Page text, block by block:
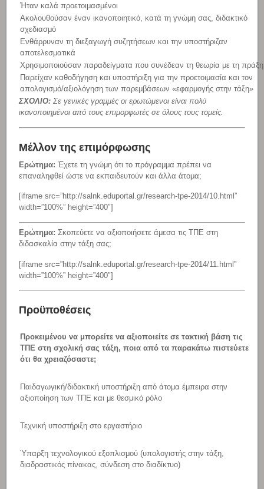
Ήταν καλά προετοιμασμένοι
Ακολουθούσαν έναν ικανοποιητικό, κατά τη γνώμη σας, διδακτικό
σχεδιασμό
Ενθάρρυναν τη διεξαγωγή συζητήσεων και την υποστήριζαν
αποτελεσματικά
Χρησιμοποιούσαν παραδείγματα που συνέδεαν τη θεωρία με τη πράξη
Παρείχαν καθοδήγηση και υποστήριξη για την προετοιμασία και τον
απολογισμό/αξιολόγηση των παρεμβάσεων «εφαρμογής στην τάξη»
ΣΧΟΛΙΟ: Σε γενικές γραμμές οι ερωτώμενοι είναι πολύ
ικανοποιημένοι από τους επιμορφωτές σε όλους τους τομείς.
Μέλλον της επιμόρφωσης
Ερώτημα:Έχετε τη γνώμη ότι το πρόγραμμα πρέπει να
επαναληφθεί ώστε να εκπαιδευτούν και άλλα άτομα;
[iframe src=”http://salnk.eduportal.gr/research-tpe-2014/10.html”
width=”100%” height=”400″]
Ερώτημα:Σκοπεύετε να αξιοποιήσετε άμεσα τις ΤΠΕ στη
διδασκαλία στην τάξη σας;
[iframe src=”http://salnk.eduportal.gr/research-tpe-2014/11.html”
width=”100%” height=”400″]
Προϋποθέσεις
Προκειμένου να μπορείτε να αξιοποιείτε σε τακτική βάση τις
ΤΠΕ στη σχολική σας τάξη, ποια από τα παρακάτω πιστεύετε
ότι θα χρειαζόσαστε;
Παιδαγωγική/διδακτική υποστήριξη από άτομα έμπειρα στην
αξιοποίηση των ΤΠΕ και με θεσμικό ρόλο
Τεχνική υποστήριξη στο εργαστήριο
Ύπαρξη τεχνολογικού εξοπλισμού (υπολογιστής στην τάξη,
διαδραστικός πίνακας, σύνδεση στο διαδίκτυο)